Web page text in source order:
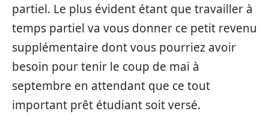
partiel. Le plus évident étant que travailler à
temps partiel va vous donner ce petit revenu
supplémentaire dont vous pourriez avoir
besoin pour tenir le coup de mai à
septembre en attendant que ce tout
important prêt étudiant soit versé.